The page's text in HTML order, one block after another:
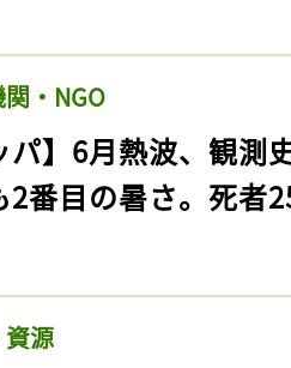
・NGO
パ】6月熱波、観
2番目の暑さ。死者
源